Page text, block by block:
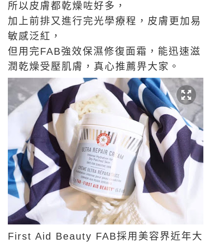
所以皮膚都乾燥咗好多，
加上前排又進行完光學療程，皮膚更加易
敏感泛紅，
但用完FAB強效保濕修復面霜，能迅速滋
潤乾燥受壓肌膚，真心推薦畀大家。
First Aid Beauty FAB採用美容界近年大